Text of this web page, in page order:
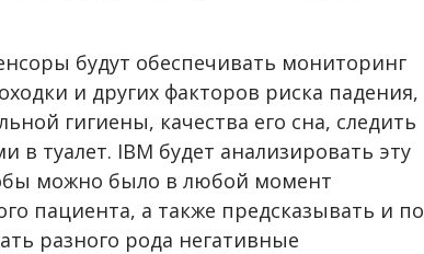
будут обеспечивать мониторинг
и других факторов риска падения,
гигиены, качества его сна, следить
в туалет. IBM будет анализировать эту
можно было в любой момент
пациента, а также предсказывать и по
разного рода негативные